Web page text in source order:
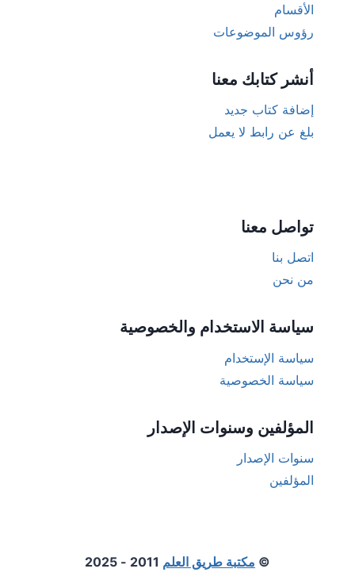
الأقسام
رؤوس الموضوعات
أنشر كتابك معنا
إضافة كتاب جديد
بلغ عن رابط لا يعمل
تواصل معنا
اتصل بنا
من نحن
سياسة الاستخدام والخصوصية
سياسة الإستخدام
سياسة الخصوصية
المؤلفين وسنوات الإصدار
سنوات الإصدار
المؤلفين
© مكتبة طريق العلم